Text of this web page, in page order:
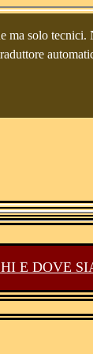
solo
Italy),
E DOVE